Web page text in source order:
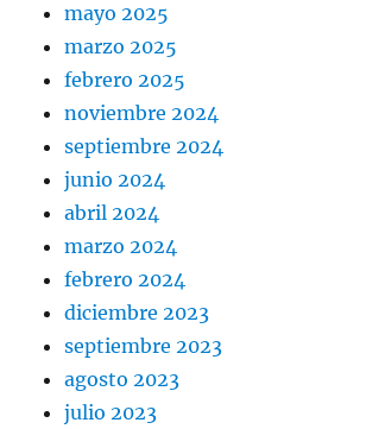
mayo 2025
marzo 2025
febrero 2025
noviembre 2024
septiembre 2024
junio 2024
abril 2024
marzo 2024
febrero 2024
diciembre 2023
septiembre 2023
agosto 2023
julio 2023